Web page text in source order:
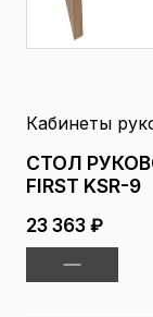
Кабинеты
СТОЛ
FIRST KSR-9
23 363 ₽